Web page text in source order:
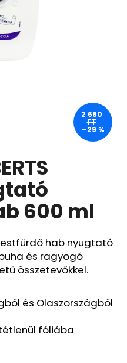
600 ml
testfürdő hab nyugtató
és ragyogó
összetevőkkel.
és Olaszországból
fóliába
2 680
FT
–29 %